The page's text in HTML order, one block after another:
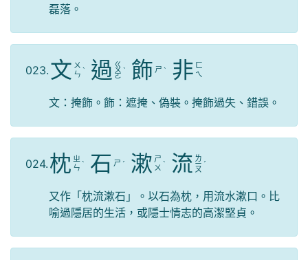
磊落。
023. 文 ㄨ
ㄣ ˋ 過 ㄍ
ㄨ
ㄛ
ˋ 飾 ㄕ ˋ 非 ㄈ
ㄟ
文：掩飾。飾：遮掩、偽裝。掩飾過失、錯誤。
024. 枕 ㄓ
ㄣ ˋ 石 ㄕ ˊ 漱 ㄕ
ㄨ ˋ 流 ㄌ
ㄧ
ㄡ
ˊ
又作「枕流漱石」。以石為枕，用流水漱口。比
喻過隱居的生活，或隱士情志的高潔堅貞。